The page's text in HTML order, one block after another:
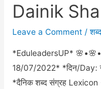
Dainik
Leave a Comment /
*EduleadersUP*
18/07/2022* *दिन/Day:
*दैनिक शब्द संग्रह